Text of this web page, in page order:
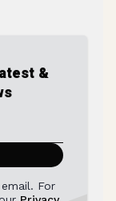
&
For